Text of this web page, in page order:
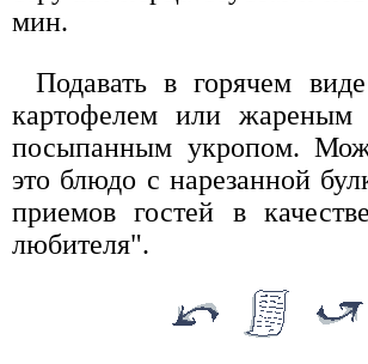
мин.
Подавать в горячем
картофелем или жареным
посыпанным укропом.
это блюдо с нарезанной
приемов гостей в
любителя".